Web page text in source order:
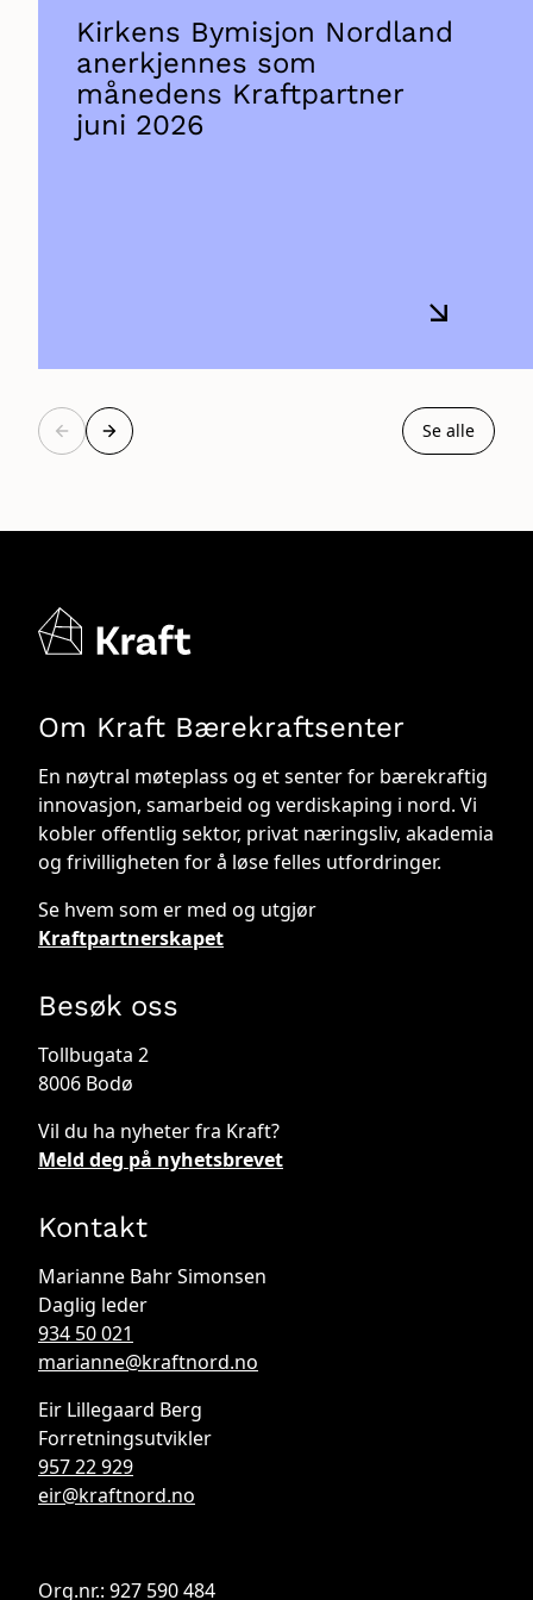
Kirkens Bymisjon Nordland
anerkjennes som
månedens Kraftpartner
juni 2026
Neste Se alle
Om Kraft Bærekraftsenter
En nøytral møteplass og et senter for bærekraftig
innovasjon, samarbeid og verdiskaping i nord. Vi
kobler offentlig sektor, privat næringsliv, akademia
og frivilligheten for å løse felles utfordringer.
Se hvem som er med og utgjør
Kraftpartnerskapet
Besøk oss
Tollbugata 2
8006 Bodø
Vil du ha nyheter fra Kraft?
Meld deg på nyhetsbrevet
Kontakt
Marianne Bahr Simonsen
Daglig leder
934 50 021
marianne@kraftnord.no
Eir Lillegaard Berg
Forretningsutvikler
957 22 929
eir@kraftnord.no
Org.nr.: 927 590 484